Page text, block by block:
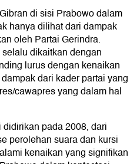
di sisi Prabowo dalam
hanya dilihat dari dampak
oleh Partai Gerindra.
dikaitkan dengan
lurus dengan kenaikan
dari kader partai yang
cawapres yang dalam hal
pada 2008, dari
perolehan suara dan kursi
kenaikan yang signifikan